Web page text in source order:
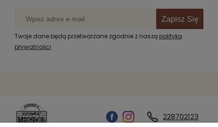
Zapisz Się
Twoje dane będą przetwarzane zgodnie z naszą polityką
prywatności
228702123